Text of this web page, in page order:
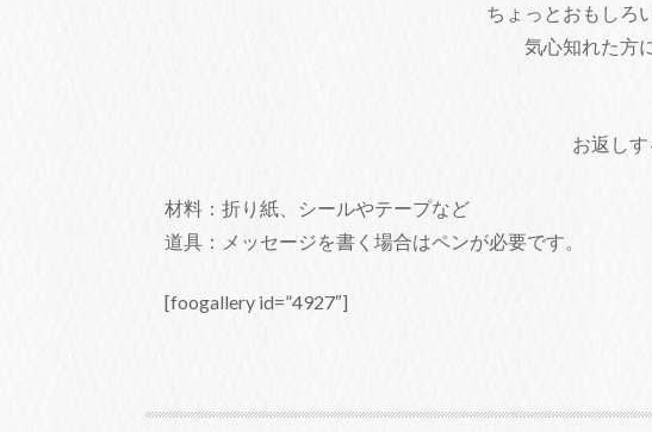
ちょっとおもしろ
気心知れた方
お返し
材料：折り紙、シールやテープなど
道具：メッセージを書く場合はペンが必要です。
[foogallery id=”4927″]